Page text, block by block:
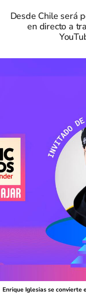
Desde Chile será
en directo a
Enrique Iglesias se convierte